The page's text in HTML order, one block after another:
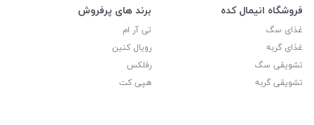
فروشگاه انیمال کده
غذای سگ
غذای گربه
تشویقی سگ
تشویقی گربه
برند های پرفروش
تی آر ام
رویال کنین
رفلکس
هپی کت